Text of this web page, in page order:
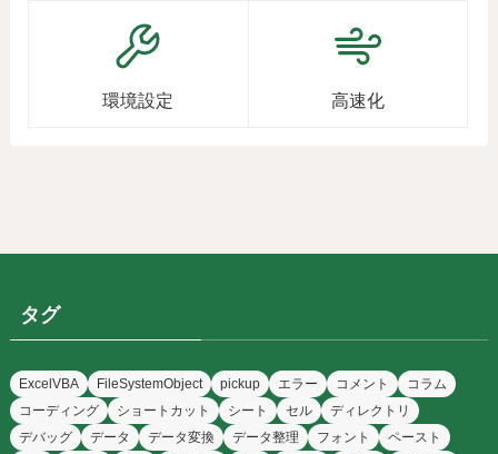
環境設定 高速化
タグ
ExcelVBA FileSystemObject pickup エラー コメント
コラム
コーディング
ショートカット シート セル
ディレクトリ
デバッグ
データ データ変換 データ整理 フォント
ペースト